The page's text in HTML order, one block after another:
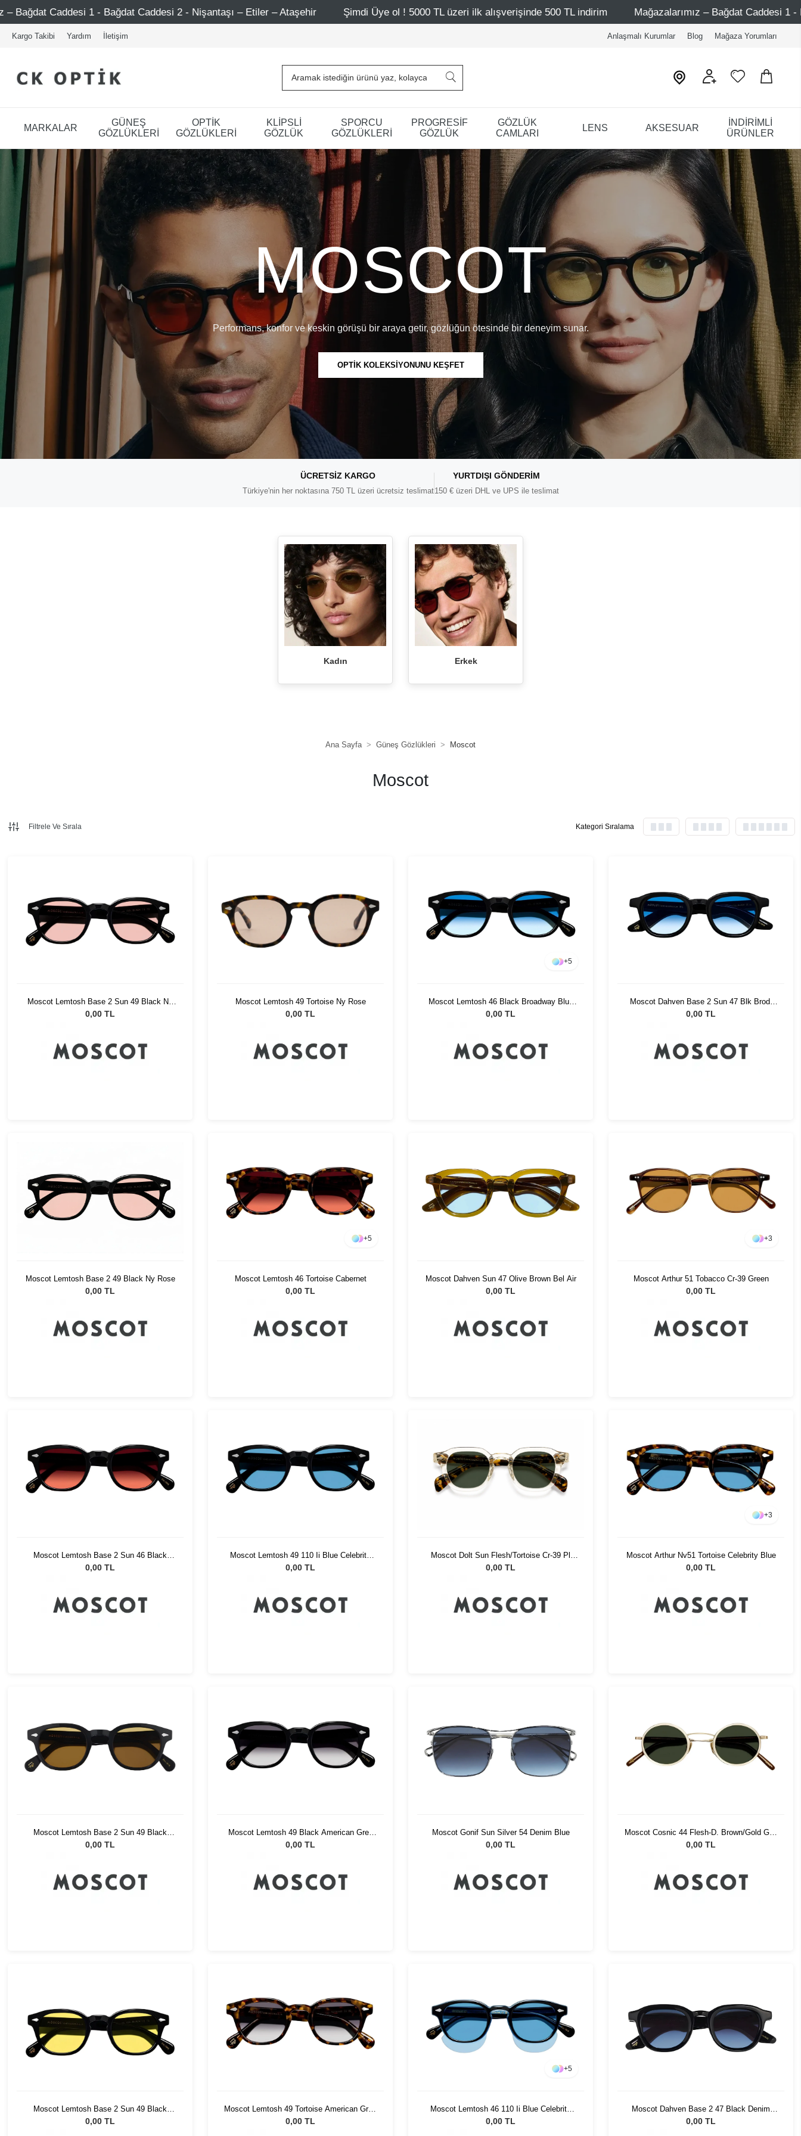
Bağdat Caddesi 2 - Nişantaşı – Etiler – Ataşehir Şimdi Üye ol ! 5000 TL üzeri ilk alışverişinde 500 TL indirim Mağazalarımız – Bağdat Caddesi 1 - Bağdat Caddesi 2 -
Kargo Takibi Yardım İletişim Anlaşmalı Kurumlar Blog Mağaza Yorumları
MARKALAR
GÜNEŞ
GÖZLÜKLERİ
OPTİK
GÖZLÜKLERİ
KLİPSLİ
GÖZLÜK
SPORCU
GÖZLÜKLERİ
PROGRESİF
GÖZLÜK
GÖZLÜK
CAMLARI
LENS AKSESUAR
İNDİRİMLİ
ÜRÜNLER
MOSCOT
Performans, konfor ve keskin görüşü bir araya getir, gözlüğün ötesinde bir deneyim sunar.
OPTİK KOLEKSİYONUNU KEŞFET
ÜCRETSIZ KARGO
Türkiye'nin her noktasına 750 TL üzeri ücretsiz teslimat
YURTDIŞI GÖNDERIM
150 € üzeri DHL ve UPS ile teslimat
Kadın Erkek
Ana Sayfa Güneş Gözlükleri Moscot
Moscot
Filtrele Ve Sırala Kategori Sıralama
Moscot Lemtosh Base 2 Sun 49 Black Ny
Rose
0,00 TL
Moscot Lemtosh 49 Tortoise Ny Rose
0,00 TL
+5
Moscot Lemtosh 46 Black Broadway Blue
Fad
0,00 TL
Moscot Dahven Base 2 Sun 47 Blk Brod.
Blue Fade
0,00 TL
Moscot Lemtosh Base 2 49 Black Ny Rose
0,00 TL
+5
Moscot Lemtosh 46 Tortoise Cabernet
0,00 TL
Moscot Dahven Sun 47 Olive Brown Bel Air
0,00 TL
+3
Moscot Arthur 51 Tobacco Cr-39 Green
0,00 TL
Moscot Lemtosh Base 2 Sun 46 Black
Cabernet
0,00 TL
Moscot Lemtosh 49 110 Ii Blue Celebrity
Blue
0,00 TL
Moscot Dolt Sun Flesh/Tortoise Cr-39 Pl
G15
0,00 TL
+3
Moscot Arthur Nv51 Tortoise Celebrity Blue
0,00 TL
Moscot Lemtosh Base 2 Sun 49 Black
Amber
0,00 TL
Moscot Lemtosh 49 Black American Grey
Fade
0,00 TL
Moscot Gonif Sun Silver 54 Denim Blue
0,00 TL
Moscot Cosnic 44 Flesh-D. Brown/Gold G15
Pln
0,00 TL
Moscot Lemtosh Base 2 Sun 49 Black
Mellow Yellow
0,00 TL
Moscot Lemtosh 49 Tortoise American Grey
Fade
0,00 TL
+5
Moscot Lemtosh 46 110 Ii Blue Celebrity
Blue
0,00 TL
Moscot Dahven Base 2 47 Black Denim
Blue
0,00 TL